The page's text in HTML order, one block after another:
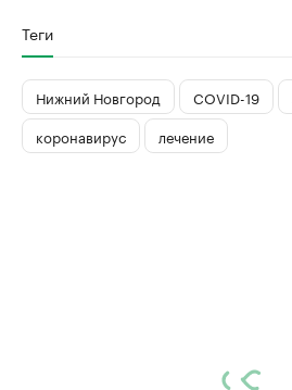
Теги
Нижний Новгород COVID-19
коронавирус
лечение